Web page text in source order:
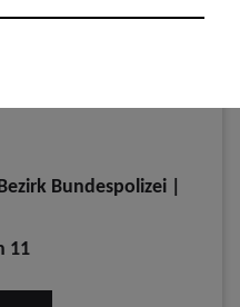
Bundespolizei |
11